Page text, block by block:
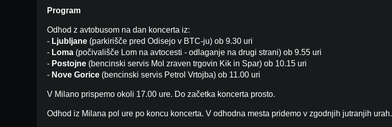
Program
Odhod z avtobusom na dan koncerta iz:
- Ljubljane (parkirišče pred Odisejo v BTC-ju) ob 9.30 uri
- Loma (počivališče Lom na avtocesti - odlaganje na drugi strani) ob 9.55 uri
- Postojne (bencinski servis Mol zraven trgovin Kik in Spar) ob 10.15 uri
- Nove Gorice (bencinski servis Petrol Vrtojba) ob 11.00 uri
V Milano prispemo okoli 17.00 ure. Do začetka koncerta prosto.
Odhod iz Milana pol ure po koncu koncerta. V odhodna mesta pridemo v zgodnjih jutranjih urah.